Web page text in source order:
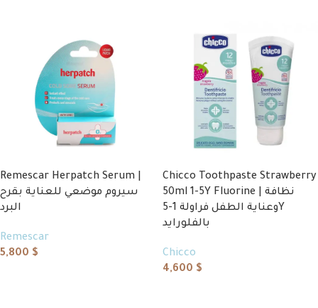
Remescar Herpatch Serum |
سيروم موضعي للعناية بقرح
البرد
Remescar
5,800 $
Chicco Toothpaste Strawberry
50ml 1-5Y Fluorine | نظافة
وعناية الطفل فراولة 1-5Y
بالفلورايد
Chicco
4,600 $